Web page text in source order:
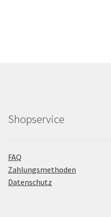
Shopservice
FAQ
Zahlungsmethoden
Datenschutz